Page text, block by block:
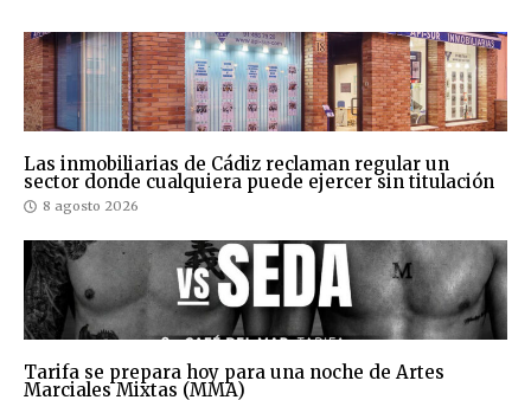
Las inmobiliarias de Cádiz reclaman regular un
sector donde cualquiera puede ejercer sin titulación
8 agosto 2026
Tarifa se prepara hoy para una noche de Artes
Marciales Mixtas (MMA)